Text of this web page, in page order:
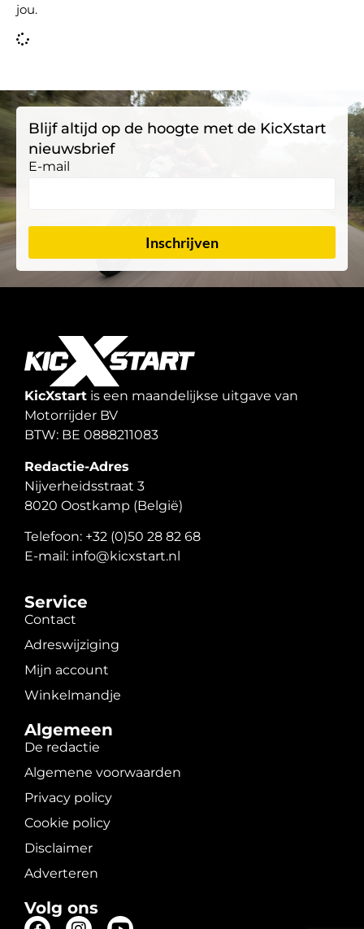
jou.
Blijf altijd op de hoogte met de KicXstart
nieuwsbrief
E-mail
Inschrijven
KicXstart is een maandelijkse uitgave van
Motorrijder BV
BTW: BE 0888211083
Redactie-Adres
Nijverheidsstraat 3
8020 Oostkamp (België)
Telefoon: +32 (0)50 28 82 68
E-mail: info@kicxstart.nl
Service
Contact
Adreswijziging
Mijn account
Winkelmandje
Algemeen
De redactie
Algemene voorwaarden
Privacy policy
Cookie policy
Disclaimer
Adverteren
Volg ons